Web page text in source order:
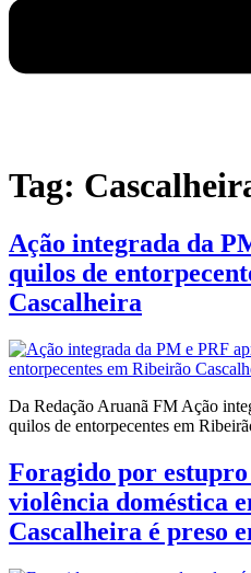
Tag:
Ação integrada da
quilos de
Cascalheira
Da Redação Aruanã FM Ação
quilos de entorpecentes em
Foragido por
violência doméstica
Cascalheira é preso